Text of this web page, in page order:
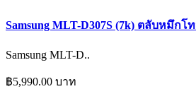
Samsung MLT-D307S (7k) ตลับหมึกโ
Samsung MLT-D..
฿5,990.00 บาท